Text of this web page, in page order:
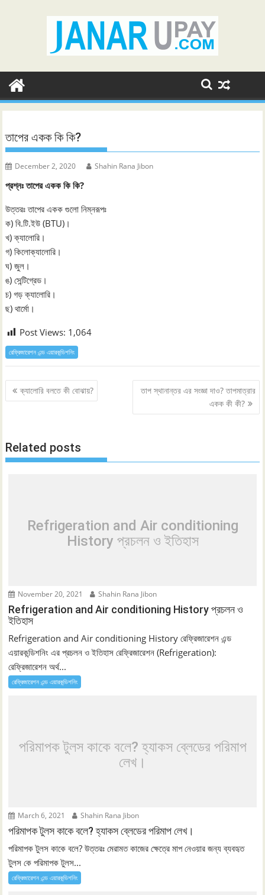
তাপের একক কি কি?
December 2, 2020 Shahin Rana Jibon
প্রশ্নঃ তাপের একক কি কি?
উত্তরঃ তাপের একক গুলো নিম্নরূপঃ
ক) বি.টি.ইউ (BTU)।
খ) ক্যালোরি।
গ) কিলোক্যালোরি।
ঘ) জুল।
ঙ) সেন্টিগ্রেড।
চ) গড় ক্যালোরি।
ছ) থার্মো।
Post Views: 1,064
রেফ্রিজারেশন এন্ড এয়ারকন্ডিশনিং
Post
navigation
ক্যালোরি বলতে কী বোঝায়?
তাপ স্থানান্তর এর সংজ্ঞা দাও? তাপমাত্রার
একক কী কী?
Related posts
Refrigeration and Air conditioning
History প্রচলন ও ইতিহাস
November 20, 2021 Shahin Rana Jibon
Refrigeration and Air conditioning History প্রচলন ও
ইতিহাস
Refrigeration and Air conditioning History রেফ্রিজারেশন এন্ড
এয়ারকন্ডিশনিং এর প্রচলন ও ইতিহাস রেফ্রিজারেশন (Refrigeration):
রেফ্রিজারেশন অর্থ...
রেফ্রিজারেশন এন্ড এয়ারকন্ডিশনিং
পরিমাপক টুলস কাকে বলে? হ্যাকস ব্লেডের পরিমাপ
লেখ।
March 6, 2021 Shahin Rana Jibon
পরিমাপক টুলস কাকে বলে? হ্যাকস ব্লেডের পরিমাপ লেখ।
পরিমাপক টুলস কাকে বলে? উত্তরঃ মেরামত কাজের ক্ষেত্রে মাপ নেওয়ার জন্য ব্যবহৃত
টুলস কে পরিমাপক টুলস...
রেফ্রিজারেশন এন্ড এয়ারকন্ডিশনিং